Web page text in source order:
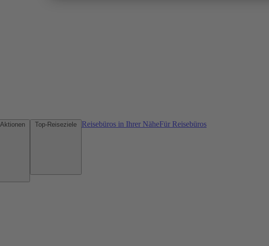
Reisebüros in Ihrer NäheFür Reisebüros